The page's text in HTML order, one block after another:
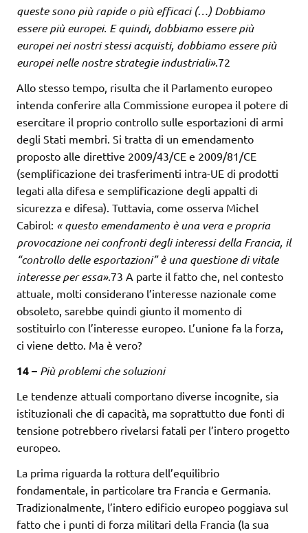
queste sono più rapide o più efficaci (…) Dobbiamo
essere più europei. E quindi, dobbiamo essere più
europei nei nostri stessi acquisti, dobbiamo essere più
europei nelle nostre strategie industriali».72
Allo stesso tempo, risulta che il Parlamento europeo
intenda conferire alla Commissione europea il potere di
esercitare il proprio controllo sulle esportazioni di armi
degli Stati membri. Si tratta di un emendamento
proposto alle direttive 2009/43/CE e 2009/81/CE
(semplificazione dei trasferimenti intra-UE di prodotti
legati alla difesa e semplificazione degli appalti di
sicurezza e difesa). Tuttavia, come osserva Michel
Cabirol: « questo emendamento è una vera e propria
provocazione nei confronti degli interessi della Francia, il
“controllo delle esportazioni” è una questione di vitale
interesse per essa».73 A parte il fatto che, nel contesto
attuale, molti considerano l’interesse nazionale come
obsoleto, sarebbe quindi giunto il momento di
sostituirlo con l’interesse europeo. L’unione fa la forza,
ci viene detto. Ma è vero?
14 – Più problemi che soluzioni
Le tendenze attuali comportano diverse incognite, sia
istituzionali che di capacità, ma soprattutto due fonti di
tensione potrebbero rivelarsi fatali per l’intero progetto
europeo.
La prima riguarda la rottura dell’equilibrio
fondamentale, in particolare tra Francia e Germania.
Tradizionalmente, l’intero edificio europeo poggiava sul
fatto che i punti di forza militari della Francia (la sua